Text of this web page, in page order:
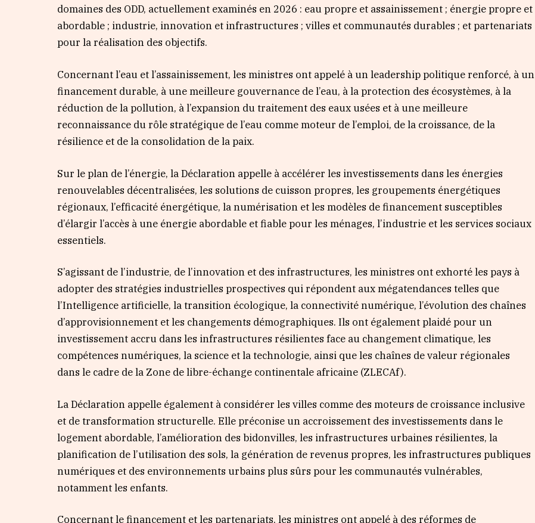
domaines des ODD, actuellement examinés en 2026 : eau propre et assainissement ; énergie propre et
abordable ; industrie, innovation et infrastructures ; villes et communautés durables ; et partenariats
pour la réalisation des objectifs.
Concernant l’eau et l’assainissement, les ministres ont appelé à un leadership politique renforcé, à un
financement durable, à une meilleure gouvernance de l’eau, à la protection des écosystèmes, à la
réduction de la pollution, à l’expansion du traitement des eaux usées et à une meilleure
reconnaissance du rôle stratégique de l’eau comme moteur de l’emploi, de la croissance, de la
résilience et de la consolidation de la paix.
Sur le plan de l’énergie, la Déclaration appelle à accélérer les investissements dans les énergies
renouvelables décentralisées, les solutions de cuisson propres, les groupements énergétiques
régionaux, l’efficacité énergétique, la numérisation et les modèles de financement susceptibles
d’élargir l’accès à une énergie abordable et fiable pour les ménages, l’industrie et les services sociaux
essentiels.
S’agissant de l’industrie, de l’innovation et des infrastructures, les ministres ont exhorté les pays à
adopter des stratégies industrielles prospectives qui répondent aux mégatendances telles que
l’Intelligence artificielle, la transition écologique, la connectivité numérique, l’évolution des chaînes
d’approvisionnement et les changements démographiques. Ils ont également plaidé pour un
investissement accru dans les infrastructures résilientes face au changement climatique, les
compétences numériques, la science et la technologie, ainsi que les chaînes de valeur régionales
dans le cadre de la Zone de libre-échange continentale africaine (ZLECAf).
La Déclaration appelle également à considérer les villes comme des moteurs de croissance inclusive
et de transformation structurelle. Elle préconise un accroissement des investissements dans le
logement abordable, l’amélioration des bidonvilles, les infrastructures urbaines résilientes, la
planification de l’utilisation des sols, la génération de revenus propres, les infrastructures publiques
numériques et des environnements urbains plus sûrs pour les communautés vulnérables,
notamment les enfants.
Concernant le financement et les partenariats, les ministres ont appelé à des réformes de